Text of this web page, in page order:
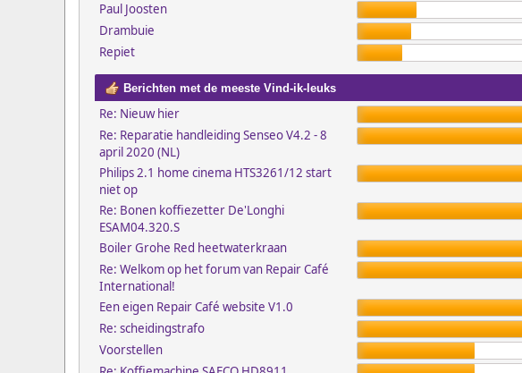
Paul Joosten
Drambuie
Repiet
Berichten met de meeste Vind-ik-leuks
Re: Nieuw hier
Re: Reparatie handleiding Senseo V4.2 - 8
april 2020 (NL)
Philips 2.1 home cinema HTS3261/12 start
niet op
Re: Bonen koffiezetter De'Longhi
ESAM04.320.S
Boiler Grohe Red heetwaterkraan
Re: Welkom op het forum van Repair Café
International!
Een eigen Repair Café website V1.0
Re: scheidingstrafo
Voorstellen